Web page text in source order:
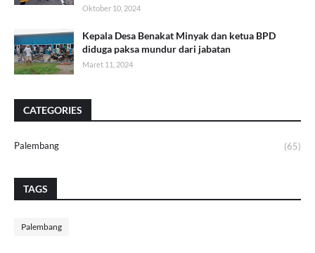
Oktober 10, 2024
Kepala Desa Benakat Minyak dan ketua BPD
diduga paksa mundur dari jabatan
Maret 11, 2024
CATEGORIES
Palembang (65)
TAGS
Palembang